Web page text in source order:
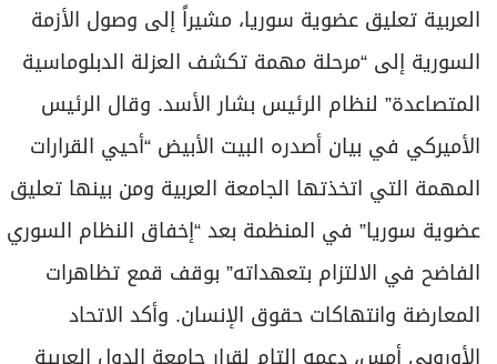
تغطيات
فيديو
بودكاست
إنفوجراف
قصة صورة
كاريكتير
برامج
العربية تعليق عضوية سوريا، مشيراً إلى وصول الأزمة
السورية إلى “مرحلة مهمة تكشف العزلة الدبلوماسية
المتصاعدة” لنظام الرئيس بشار الأسد. وقال الرئيس
الأميركي في بيان أصدره البيت الأبيض “أحيي القرارات
المهمة التي اتخذتها الجامعة العربية ومن بينها تعليق
عضوية سوريا” في المنظمة بعد “إخفاق النظام السوري
الفاضح في الالتزام بتعهداته” بوقف قمع تظاهرات
المعارضة وانتهاكات حقوق الإنسان. وأكد الاتحاد